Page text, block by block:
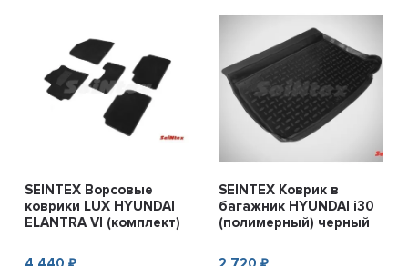
SEINTEX Ворсовые
коврики LUX HYUNDAI
ELANTRA VI (комплект)
₽
SEINTEX Коврик в
багажник HYUNDAI i30
(полимерный) черный
₽